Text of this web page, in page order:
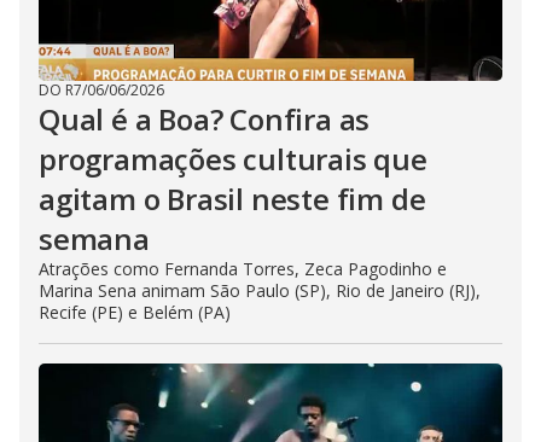
DO R7/06/06/2026
Qual é a Boa? Confira as
programações culturais que
agitam o Brasil neste fim de
semana
Atrações como Fernanda Torres, Zeca Pagodinho e
Marina Sena animam São Paulo (SP), Rio de Janeiro (RJ),
Recife (PE) e Belém (PA)